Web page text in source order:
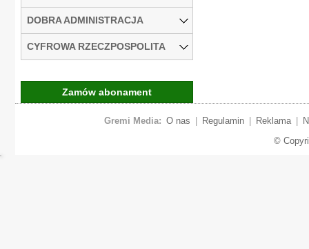
DOBRA ADMINISTRACJA
CYFROWA RZECZPOSPOLITA
Zamów abonament
Gremi Media: O nas Regulamin Reklama
©